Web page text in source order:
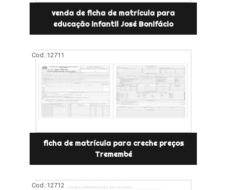
venda de ficha de matrícula para
educação infantil José Bonifácio
Cod.:12711
ficha de matrícula para creche preços
Tremembé
Cod.:12712